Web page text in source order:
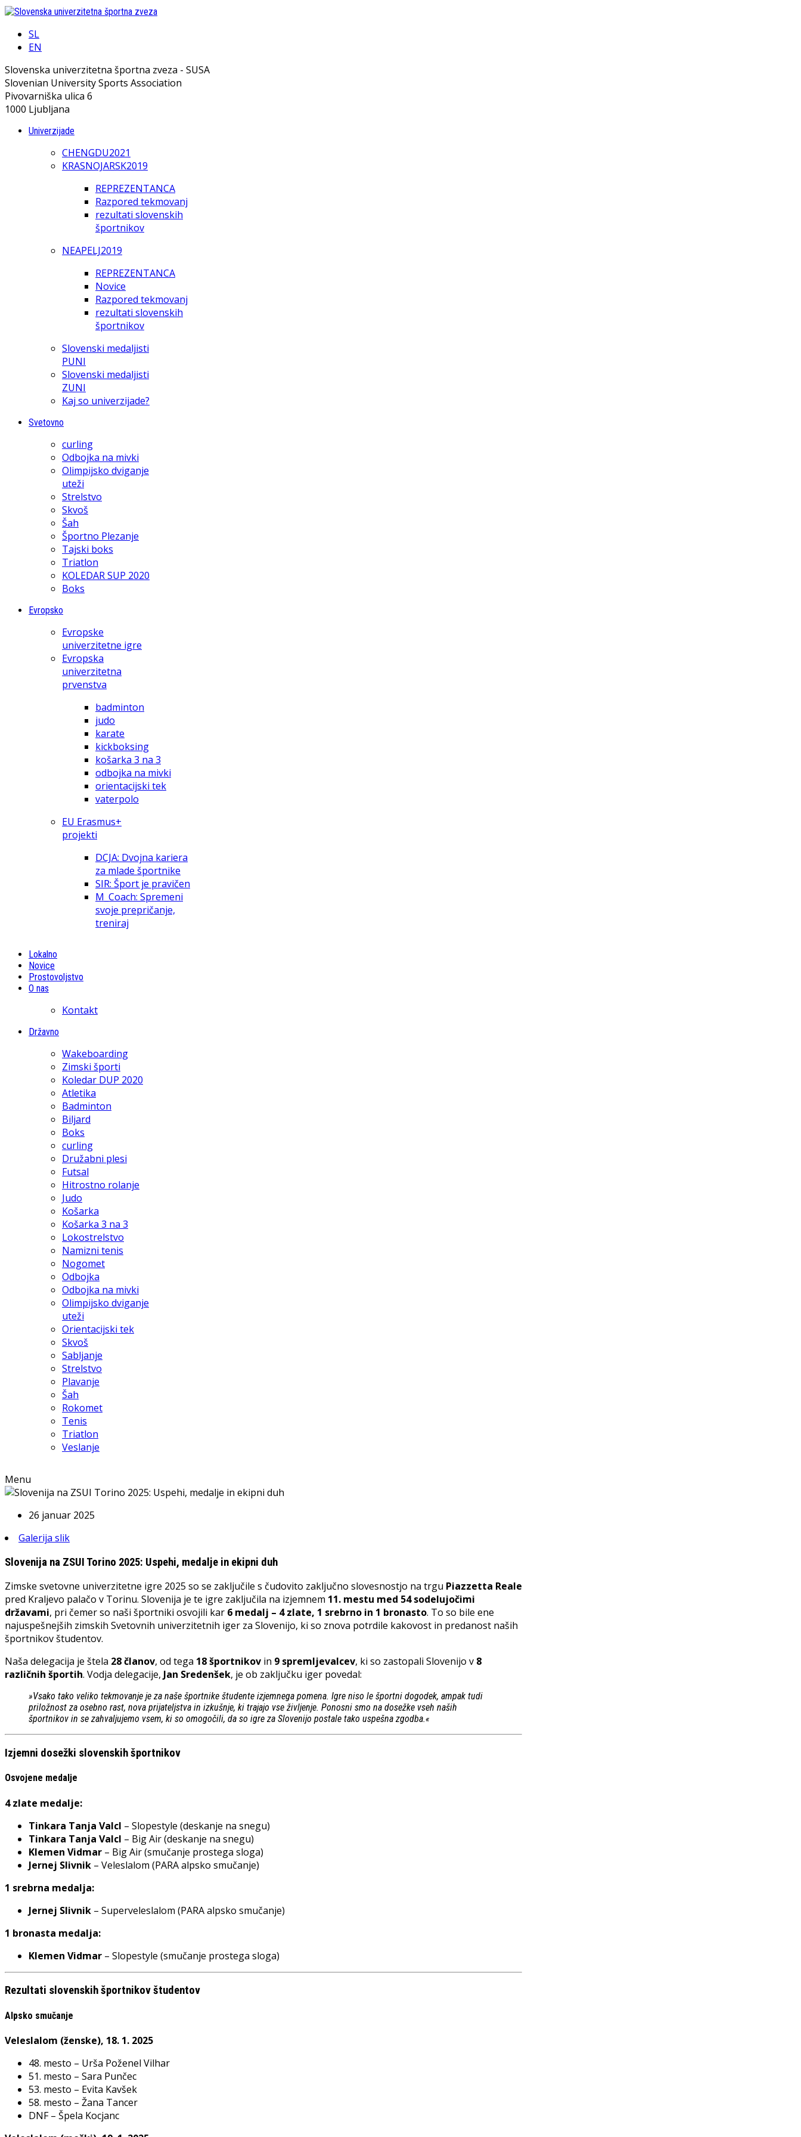
SL
EN
Slovenska univerzitetna športna zveza - SUSA
Slovenian University Sports Association
Pivovarniška ulica 6
1000 Ljubljana
Univerzijade
CHENGDU2021
KRASNOJARSK2019
REPREZENTANCA
Razpored tekmovanj
rezultati slovenskih
športnikov
NEAPELJ2019
REPREZENTANCA
Novice
Razpored tekmovanj
rezultati slovenskih
športnikov
Slovenski medaljisti
PUNI
Slovenski medaljisti
ZUNI
Kaj so univerzijade?
Svetovno
curling
Odbojka na mivki
Olimpijsko dviganje
uteži
Strelstvo
Skvoš
Šah
Športno Plezanje
Tajski boks
Triatlon
KOLEDAR SUP 2020
Boks
Evropsko
Evropske
univerzitetne igre
Evropska
univerzitetna
prvenstva
badminton
judo
karate
kickboksing
košarka 3 na 3
odbojka na mivki
orientacijski tek
vaterpolo
EU Erasmus+
projekti
DCJA: Dvojna kariera
za mlade športnike
SIR: Šport je pravičen
M_Coach: Spremeni
svoje prepričanje,
treniraj
Lokalno
Novice
Prostovoljstvo
O nas
Kontakt
Državno
Wakeboarding
Zimski športi
Koledar DUP 2020
Atletika
Badminton
Biljard
Boks
curling
Družabni plesi
Futsal
Hitrostno rolanje
Judo
Košarka
Košarka 3 na 3
Lokostrelstvo
Namizni tenis
Nogomet
Odbojka
Odbojka na mivki
Olimpijsko dviganje
uteži
Orientacijski tek
Skvoš
Sabljanje
Strelstvo
Plavanje
Šah
Rokomet
Tenis
Triatlon
Veslanje
Menu
26 januar 2025
Galerija slik
Slovenija na ZSUI Torino 2025: Uspehi, medalje in ekipni duh
Zimske svetovne univerzitetne igre 2025 so se zaključile s čudovito zaključno slovesnostjo na trgu Piazzetta Reale
pred Kraljevo palačo v Torinu. Slovenija je te igre zaključila na izjemnem 11. mestu med 54 sodelujočimi
državami, pri čemer so naši športniki osvojili kar 6 medalj – 4 zlate, 1 srebrno in 1 bronasto. To so bile ene
najuspešnejših zimskih Svetovnih univerzitetnih iger za Slovenijo, ki so znova potrdile kakovost in predanost naših
športnikov študentov.
Naša delegacija je štela 28 članov, od tega 18 športnikov in 9 spremljevalcev, ki so zastopali Slovenijo v 8
različnih športih. Vodja delegacije, Jan Sredenšek, je ob zaključku iger povedal:
»Vsako tako veliko tekmovanje je za naše športnike študente izjemnega pomena. Igre niso le športni dogodek, ampak tudi
priložnost za osebno rast, nova prijateljstva in izkušnje, ki trajajo vse življenje. Ponosni smo na dosežke vseh naših
športnikov in se zahvaljujemo vsem, ki so omogočili, da so igre za Slovenijo postale tako uspešna zgodba.«
Izjemni dosežki slovenskih športnikov
Osvojene medalje
4 zlate medalje:
Tinkara Tanja Valcl – Slopestyle (deskanje na snegu)
Tinkara Tanja Valcl – Big Air (deskanje na snegu)
Klemen Vidmar – Big Air (smučanje prostega sloga)
Jernej Slivnik – Veleslalom (PARA alpsko smučanje)
1 srebrna medalja:
Jernej Slivnik – Superveleslalom (PARA alpsko smučanje)
1 bronasta medalja:
Klemen Vidmar – Slopestyle (smučanje prostega sloga)
Rezultati slovenskih športnikov študentov
Alpsko smučanje
Veleslalom (ženske), 18. 1. 2025
48. mesto – Urša Poženel Vilhar
51. mesto – Sara Punčec
53. mesto – Evita Kavšek
58. mesto – Žana Tancer
DNF – Špela Kocjanc